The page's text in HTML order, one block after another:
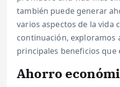
también puede generar
varios aspectos de la vida
continuación, exploramos
principales beneficios que
Ahorro